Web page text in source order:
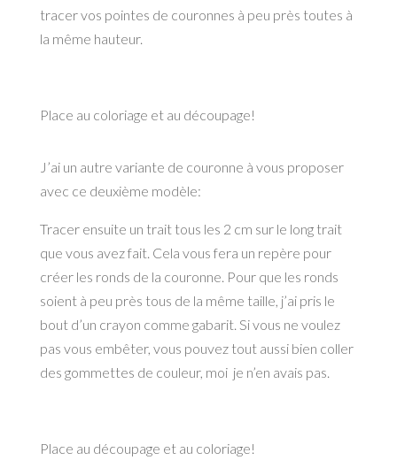
tracer vos pointes de couronnes à peu près toutes à
la même hauteur.
Place au coloriage et au découpage!
J’ai un autre variante de couronne à vous proposer
avec ce deuxième modèle:
Tracer ensuite un trait tous les 2 cm sur le long trait
que vous avez fait. Cela vous fera un repère pour
créer les ronds de la couronne. Pour que les ronds
soient à peu près tous de la même taille, j’ai pris le
bout d’un crayon comme gabarit. Si vous ne voulez
pas vous embêter, vous pouvez tout aussi bien coller
des gommettes de couleur, moi je n’en avais pas.
Place au découpage et au coloriage!